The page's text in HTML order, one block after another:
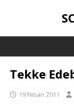
Tekke
19 Nisan 2011